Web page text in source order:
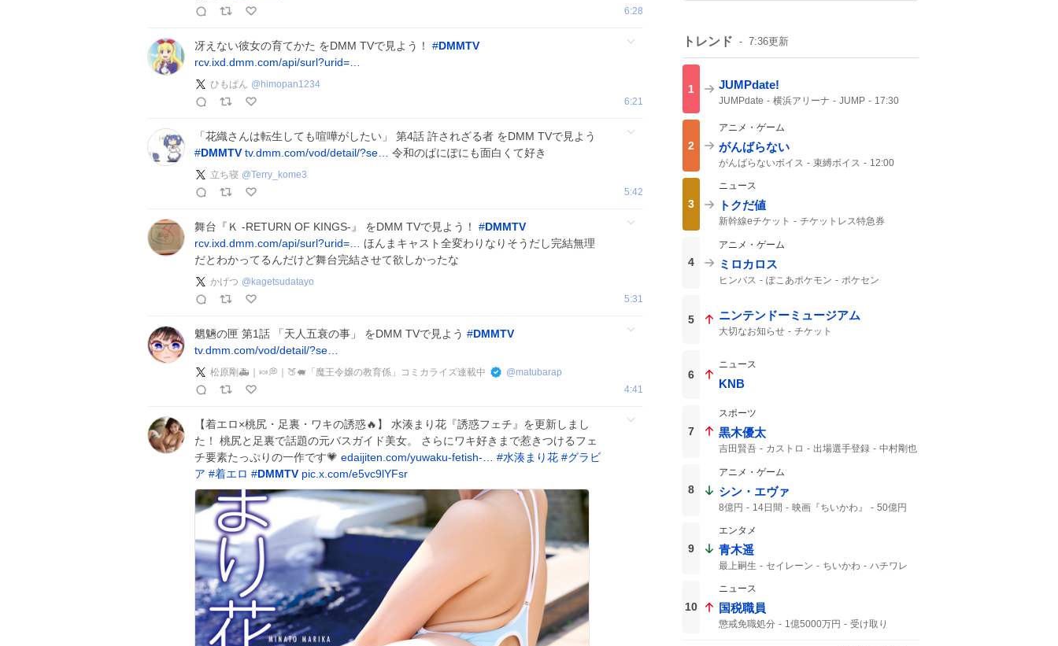
6:28
冴えない彼女の育てかた をDMM TVで見よう！ #DMMTV
rcv.ixd.dmm.com/api/surl?urid=…
ひもぱん @ himopan1234
6:21
「花織さんは転生しても喧嘩がしたい」 第4話 許されざる者 をDMM TVで見よう
#DMMTV tv.dmm.com/vod/detail/?se… 令和のぱにぽにも面白くて好き
立ち寝 @Terry_kome3
5:42
舞台『Ｋ -RETURN OF KINGS-』 をDMM TVで見よう！ #DMMTV
rcv.ixd.dmm.com/api/surl?urid=…
ほんまキャスト全変わりなりそうだし完結無理
だとわかってるんだけど舞台完結させて欲しかったな
かげつ @ kagetsudatayo
5:31
魍魎の匣 第1話 「天人五衰の事」 をDMM TVで見よう #DMMTV
tv.dmm.com/vod/detail/?se…
松原剛🚑｜🍬💭｜🍑🐖「魔王令嬢の教育係」コミカライズ連載中 @matubarap
4:41
【着エロ×桃尻・足裏・ワキの誘惑🔥】 水湊まり花『誘惑フェチ』を更新しまし
た！ 桃尻と足裏で話題の元バスガイド美女。 さらにワキ好きまで惹きつけるフェ
チ要素たっぷりの一作です💗 edaijiten.com/yuwaku-fetish-… #水湊まり花 #グラビ
ア #着エロ #DMMTV pic.x.com/e5vc9lYFsr
トレンド 7:36更新
1 JUMPdate!
JUMPdate 横浜アリーナ JUMP
17:30
2
アニメ・ゲーム
がんばらない
がんばらないボイス 束縛ボイス
12:00
3
ニュース
トクだ値
新幹線eチケット
チケットレス特急券
トク割
えきねっと
4
アニメ・ゲーム
ミロカロス
ヒンバス ぽこあポケモン
ポケセン
5 ニンテンドーミュージアム
大切なお知らせ チケット
6
ニュース
KNB
7
スポーツ
黒木優太
吉田賢吾 カストロ 出場選手登録 中村剛也
8
アニメ・ゲーム
シン・エヴァ
8億円 14日間 映画『ちいかわ』
50億円
9
エンタメ
青木遥
最上嗣生 セイレーン ちいかわ ハチワレ
10
ニュース
国税職員
懲戒免職処分 1億5000万円
受け取り